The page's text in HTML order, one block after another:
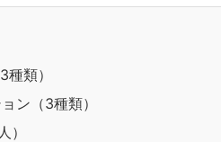
類）
ン（3種類）
）